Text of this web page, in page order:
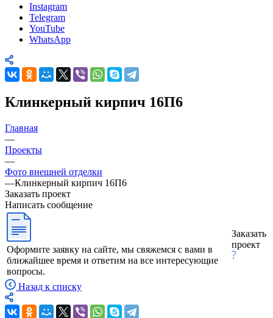
Instagram
Telegram
YouTube
WhatsApp
Клинкерный кирпич 16П6
Главная
—
Проекты
—
Фото внешней отделки
—Клинкерный кирпич 16П6
Заказать проект
Написать сообщение
Оформите заявку на сайте, мы свяжемся с вами в
ближайшее время и ответим на все интересующие
вопросы.
Заказать
проект
Назад к списку